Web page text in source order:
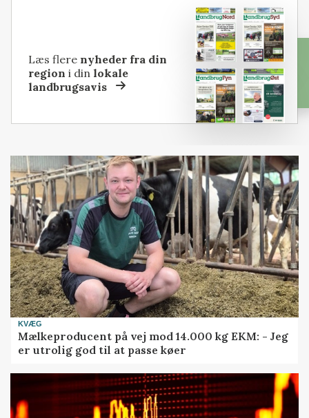
Læs flere nyheder fra din
region i dinlokale
landbrugsavis
KVÆG
Mælkeproducent på vej mod 14.000 kg EKM: - Jeg
er utrolig god til at passe køer